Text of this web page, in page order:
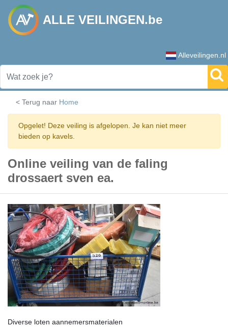
ALLE VEILINGEN.be
Alleveilingen.nl
< Terug naar Home
Opgelet! Deze veiling is afgelopen. Je kan niet meer
bieden op kavels.
Online veiling van de faling
drossaert sven ea.
Diverse loten aannemersmaterialen